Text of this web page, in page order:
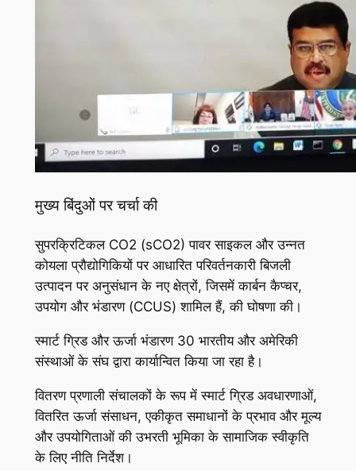
मुख्य बिंदुओं पर चर्चा की
सुपरक्रिटिकल CO2 (sCO2) पावर साइकल और उन्नत
कोयला प्रौद्योगिकियों पर आधारित परिवर्तनकारी बिजली
उत्पादन पर अनुसंधान के नए क्षेत्रों, जिसमें कार्बन कैप्चर,
उपयोग और भंडारण (CCUS) शामिल हैं, की घोषणा की।
स्मार्ट ग्रिड और ऊर्जा भंडारण 30 भारतीय और अमेरिकी
संस्थाओं के संघ द्वारा कार्यान्वित किया जा रहा है।
वितरण प्रणाली संचालकों के रूप में स्मार्ट ग्रिड अवधारणाओं,
वितरित ऊर्जा संसाधन, एकीकृत समाधानों के प्रभाव और मूल्य
और उपयोगिताओं की उभरती भूमिका के सामाजिक स्वीकृति
के लिए नीति निर्देश।